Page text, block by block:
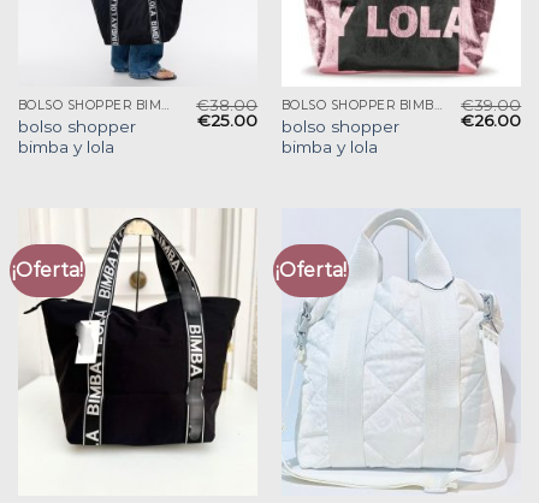
BOLSO SHOPPER BIMBA Y LOLA
bolso shopper
bimba y lola
€38.00
€25.00
BOLSO SHOPPER BIMBA Y LOLA
bolso shopper
bimba y lola
€39.00
€26.00
¡Oferta! ¡Oferta!